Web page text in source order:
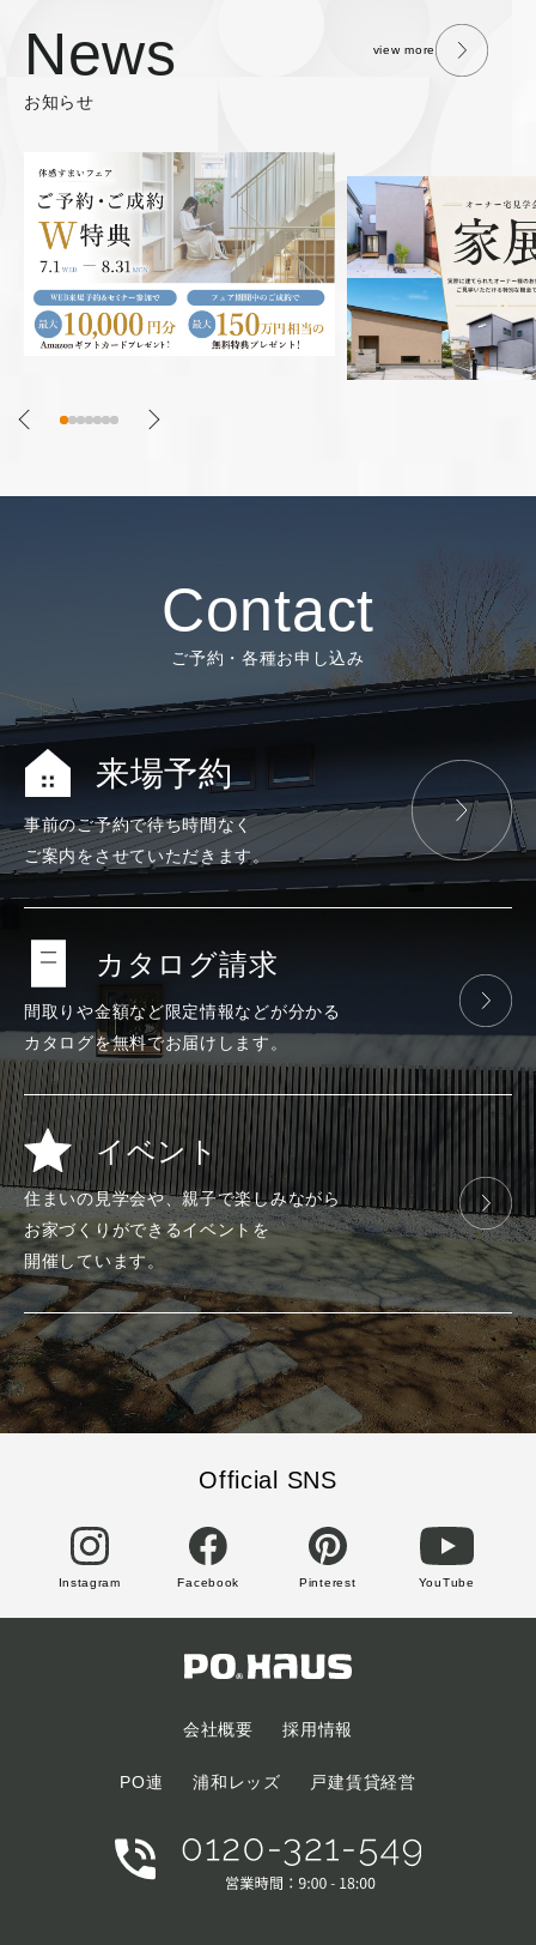
News
お知らせ
view more
Contact
ご予約・各種お申し込み
来場予約
事前のご予約で待ち時間なく
ご案内をさせていただきます。
カタログ請求
間取りや金額など限定情報などが分かる
カタログを無料でお届けします。
イベント
住まいの見学会や、親子で楽しみながら
お家づくりができるイベントを
開催しています。
Official SNS
Instagram Facebook Pinterest YouTube
会社概要 採用情報
PO連 浦和レッズ 戸建賃貸経営